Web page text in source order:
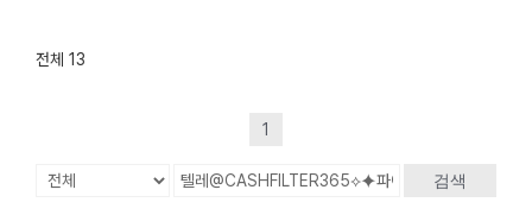
전체 13
1
검색